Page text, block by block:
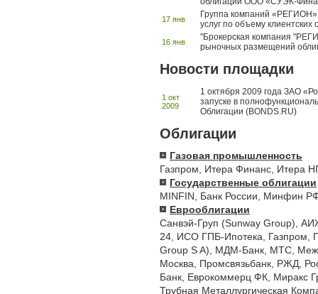
17 янв
Группа компаний «РЕГИОН»
услуг по объему клиентских
16 янв
"Брокерская компания
рыночных размещений
Новости площадки
1 окт
2009
1 октября 2009 года ЗАО
запуске в
Облигации (BONDS.RU)
Облигации
Газовая промышленность
Газпром
Итера Финанс Итера
Государственные облигации
MINFIN
Банк России
Минфин
Еврооблигации
Санвэй-Груп (Sunway Group)
24 ИСО ГПБ-Ипотека Газпром
Group S A)
МДМ-Банк МТС
Москва
Промсвязьбанк РЖД
Банк Еврокоммерц ФК Миракс
Трубная Металлургическая